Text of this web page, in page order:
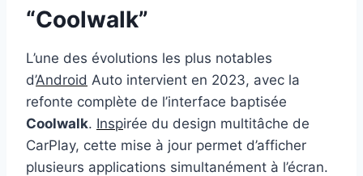
“Coolwalk”
L’une des évolutions les plus notables
d’Android Auto intervient en 2023, avec la
refonte complète de l’interface baptisée
Coolwalk. Inspirée du design multitâche de
CarPlay, cette mise à jour permet d’afficher
plusieurs applications simultanément à l’écran.